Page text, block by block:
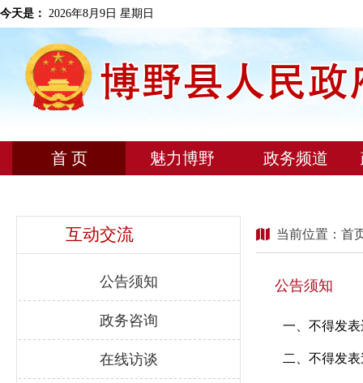
今天是： 2026年8月9日 星期日
首 页 魅力博野 政务频道
互动交流
公告须知
政务咨询
在线访谈
当前位置： 首
公告须知
一、不得发
二、不得发